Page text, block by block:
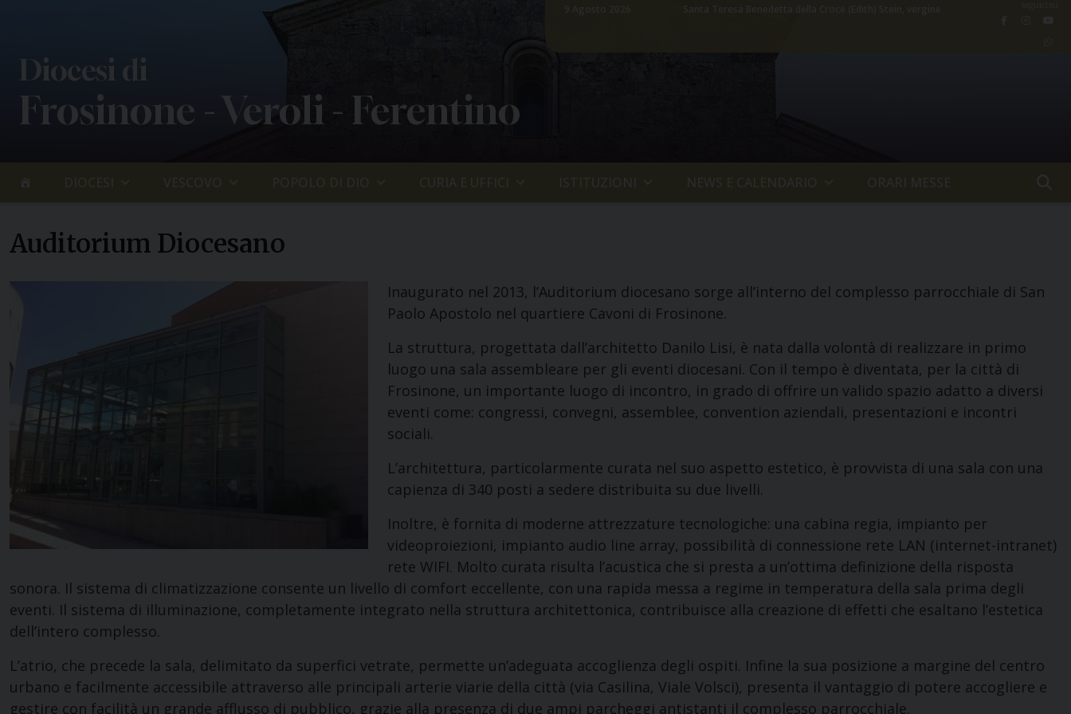
9 Agosto 2026 Santa Teresa Benedetta della Croce (Edith) Stein, vergine
Diocesi di
Frosinone - Veroli - Ferentino
DIOCESI VESCOVO POPOLO DI DIO CURIA E UFFICI ISTITUZIONI NEWS E CALENDARIO ORARI MESSE
Auditorium Diocesano
Inaugurato nel 2013, l’Auditorium diocesano sorge all’interno del complesso parrocchiale di San
Paolo Apostolo nel quartiere Cavoni di Frosinone.
La struttura, progettata dall’architetto Danilo Lisi, è nata dalla volontà di realizzare in primo
luogo una sala assembleare per gli eventi diocesani. Con il tempo è diventata, per la città di
Frosinone, un importante luogo di incontro, in grado di offrire un valido spazio adatto a diversi
eventi come: congressi, convegni, assemblee, convention aziendali, presentazioni e incontri
sociali.
L’architettura, particolarmente curata nel suo aspetto estetico, è provvista di una sala con una
capienza di 340 posti a sedere distribuita su due livelli.
Inoltre, è fornita di moderne attrezzature tecnologiche: una cabina regia, impianto per
videoproiezioni, impianto audio line array, possibilità di connessione rete LAN (internet-intranet)
rete WIFI. Molto curata risulta l’acustica che si presta a un’ottima definizione della risposta
sonora. Il sistema di climatizzazione consente un livello di comfort eccellente, con una rapida messa a regime in temperatura della sala prima degli
eventi. Il sistema di illuminazione, completamente integrato nella struttura architettonica, contribuisce alla creazione di effetti che esaltano l’estetica
dell’intero complesso.
L’atrio, che precede la sala, delimitato da superfici vetrate, permette un’adeguata accoglienza degli ospiti. Infine la sua posizione a margine del centro
urbano e facilmente accessibile attraverso alle principali arterie viarie della città (via Casilina, Viale Volsci), presenta il vantaggio di potere accogliere e
gestire con facilità un grande afflusso di pubblico, grazie alla presenza di due ampi parcheggi antistanti il complesso parrocchiale.